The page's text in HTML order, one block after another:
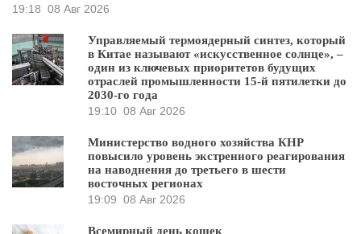
19:18 08 Авг 2026
Управляемый термоядерный синтез, который
в Китае называют «искусственное солнце», –
один из ключевых приоритетов будущих
отраслей промышленности 15-й пятилетки до
2030-го года
19:10 08 Авг 2026
Министерство водного хозяйства КНР
повысило уровень экстренного реагирования
на наводнения до третьего в шести
восточных регионах
19:09 08 Авг 2026
Всемирный день кошек